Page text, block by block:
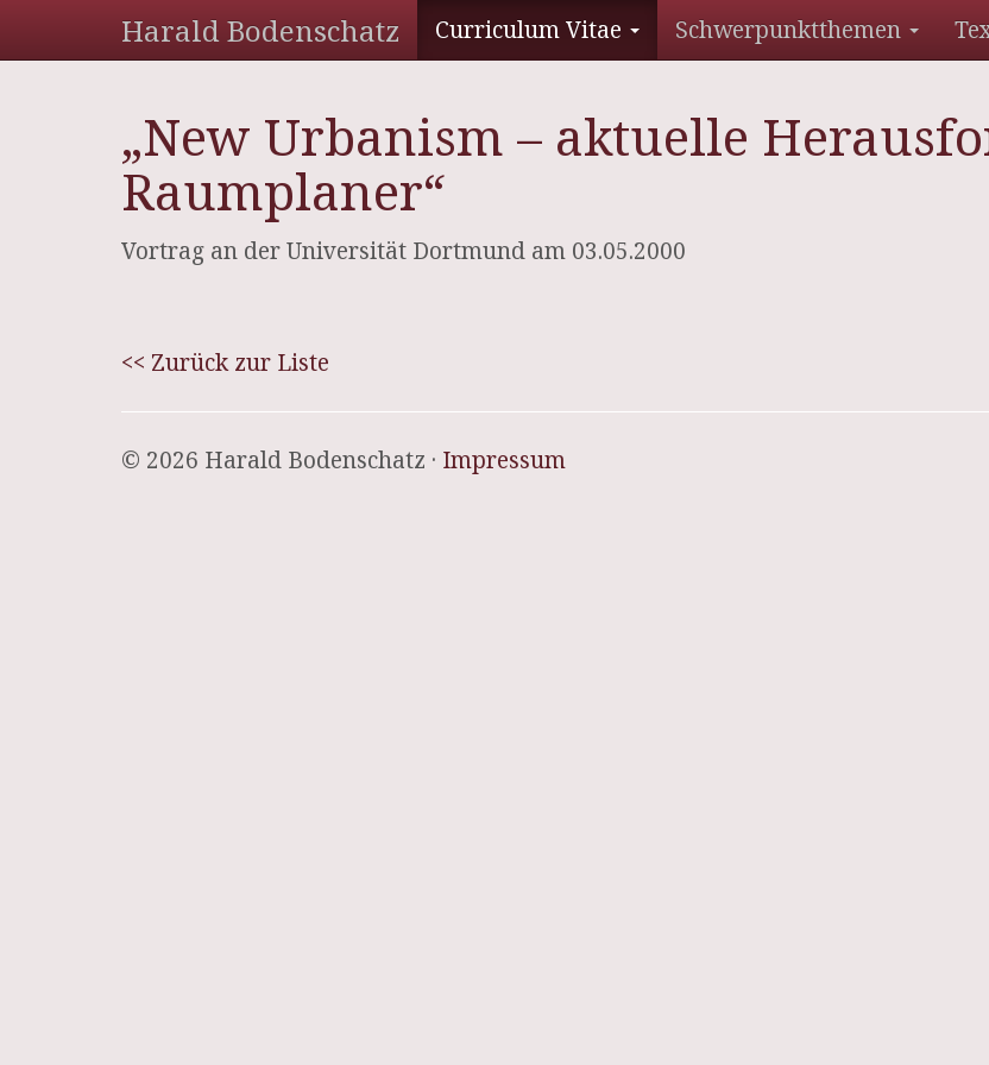
Harald Bodenschatz Curriculum Vitae Schwerpunktthemen
„New Urbanism – aktuelle
Raumplaner“
Vortrag an der Universität Dortmund am 03.05.2000
<< Zurück zur Liste
© 2026 Harald Bodenschatz · Impressum